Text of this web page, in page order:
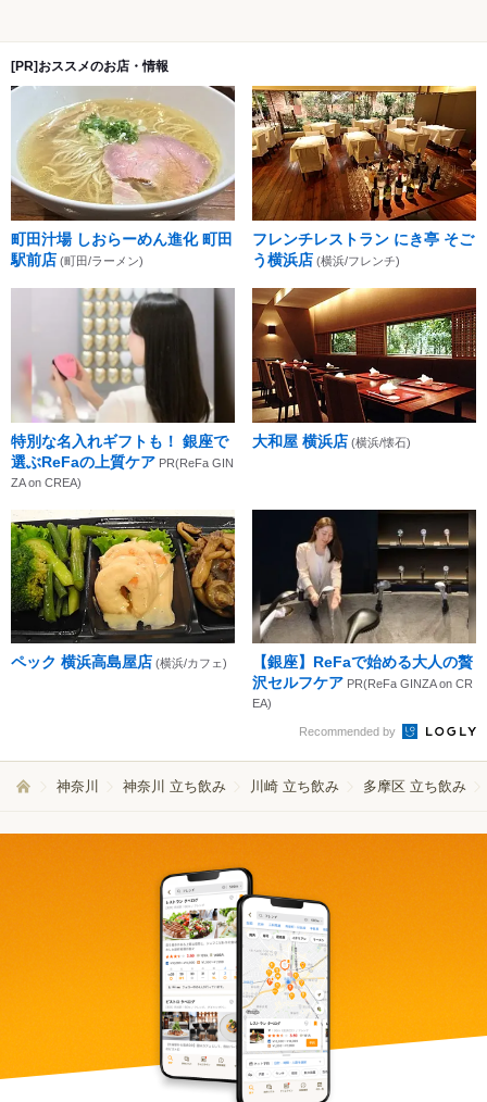
[PR]おススメのお店・情報
町田汁場 しおらーめん進化 町田
駅前店 (町田/ラーメン)
フレンチレストラン にき亭 そご
う横浜店 (横浜/フレンチ)
特別な名入れギフトも！ 銀座で
選ぶReFaの上質ケア PR(ReFa GIN
ZA on CREA)
大和屋 横浜店 (横浜/懐石)
ペック 横浜高島屋店 (横浜/カフェ)
【銀座】ReFaで始める大人の贅
沢セルフケア PR(ReFa GINZA on CR
EA)
Recommended by
神奈川 神奈川 立ち飲み 川崎 立ち飲み 多摩区 立ち飲み